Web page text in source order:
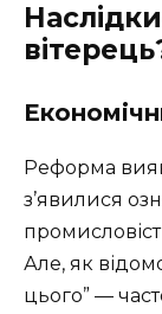
Реформа
з’явилися
Але, як
цього” —